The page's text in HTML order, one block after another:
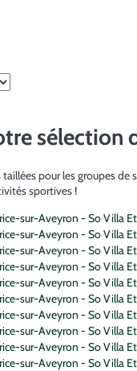
sélection
pour les groupes
sportives !